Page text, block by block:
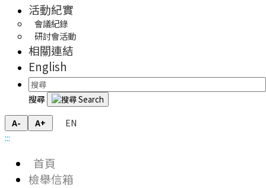
活動紀實
會議紀錄
研討會活動
相關連結
English
搜尋
A- A+
EN
:::
首頁
檢舉信箱